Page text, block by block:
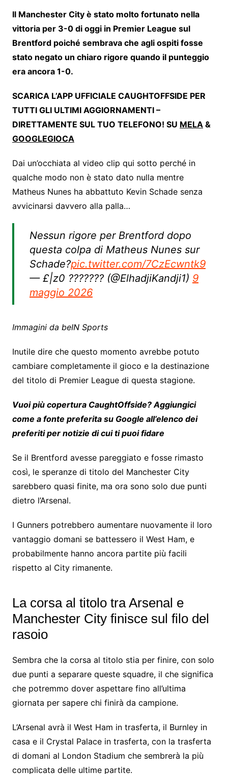
Il Manchester City è stato molto fortunato nella
vittoria per 3-0 di oggi in Premier League sul
Brentford poiché sembrava che agli ospiti fosse
stato negato un chiaro rigore quando il punteggio
era ancora 1-0.
SCARICA L’APP UFFICIALE CAUGHTOFFSIDE PER
TUTTI GLI ULTIMI AGGIORNAMENTI –
DIRETTAMENTE SUL TUO TELEFONO! SU MELA &
GOOGLEGIOCA
Dai un’occhiata al video clip qui sotto perché in
qualche modo non è stato dato nulla mentre
Matheus Nunes ha abbattuto Kevin Schade senza
avvicinarsi davvero alla palla…
Nessun rigore per Brentford dopo
questa colpa di Matheus Nunes sur
Schade?pic.twitter.com/7CzEcwntk9
— £|z0 ??????? (@ElhadjiKandji1) 9
maggio 2026
Immagini da beIN Sports
Inutile dire che questo momento avrebbe potuto
cambiare completamente il gioco e la destinazione
del titolo di Premier League di questa stagione.
Vuoi più copertura CaughtOffside? Aggiungici
come a fonte preferita su Google all’elenco dei
preferiti per notizie di cui ti puoi fidare
Se il Brentford avesse pareggiato e fosse rimasto
così, le speranze di titolo del Manchester City
sarebbero quasi finite, ma ora sono solo due punti
dietro l’Arsenal.
I Gunners potrebbero aumentare nuovamente il loro
vantaggio domani se battessero il West Ham, e
probabilmente hanno ancora partite più facili
rispetto al City rimanente.
La corsa al titolo tra Arsenal e
Manchester City finisce sul filo del
rasoio
Sembra che la corsa al titolo stia per finire, con solo
due punti a separare queste squadre, il che significa
che potremmo dover aspettare fino all’ultima
giornata per sapere chi finirà da campione.
L’Arsenal avrà il West Ham in trasferta, il Burnley in
casa e il Crystal Palace in trasferta, con la trasferta
di domani al London Stadium che sembrerà la più
complicata delle ultime partite.